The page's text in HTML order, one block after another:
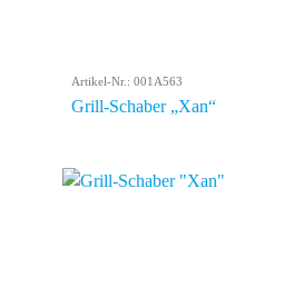
Artikel-Nr.: 001A563
Grill-Schaber „Xan“